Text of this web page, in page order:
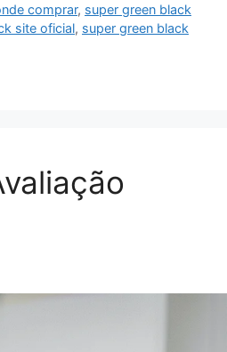
comprar, super green black
site oficial, super green black